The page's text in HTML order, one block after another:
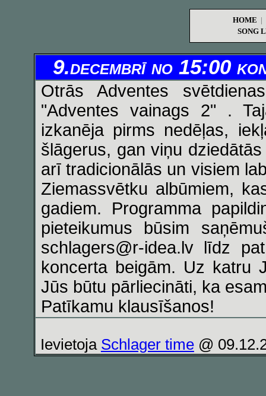
HOME |
SONG
9.decembrī no 15:00
Otrās Adventes
"Adventes vainags 2" .
izkanēja pirms nedēļas,
šlāgerus, gan viņu
arī tradicionālās un visiem
Ziemassvētku albūmiem,
gadiem. Programma
pieteikumus būsim
schlagers@r-idea.lv līdz
koncerta beigām. Uz katru
Jūs būtu pārliecināti, ka
Patīkamu klausīšanos!
Ievietoja Schlager time@